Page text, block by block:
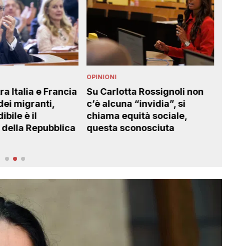
Su Carlotta Rossignoli non
c’è alcuna “invidia”, si
chiama equità sociale,
questa sconosciuta
Il professore di
ha sbagliato, i
bulli hanno fallito